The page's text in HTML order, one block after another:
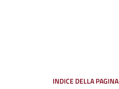
INDICE DELLA PAGINA